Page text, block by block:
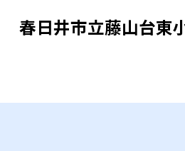
春日井市立藤山台東